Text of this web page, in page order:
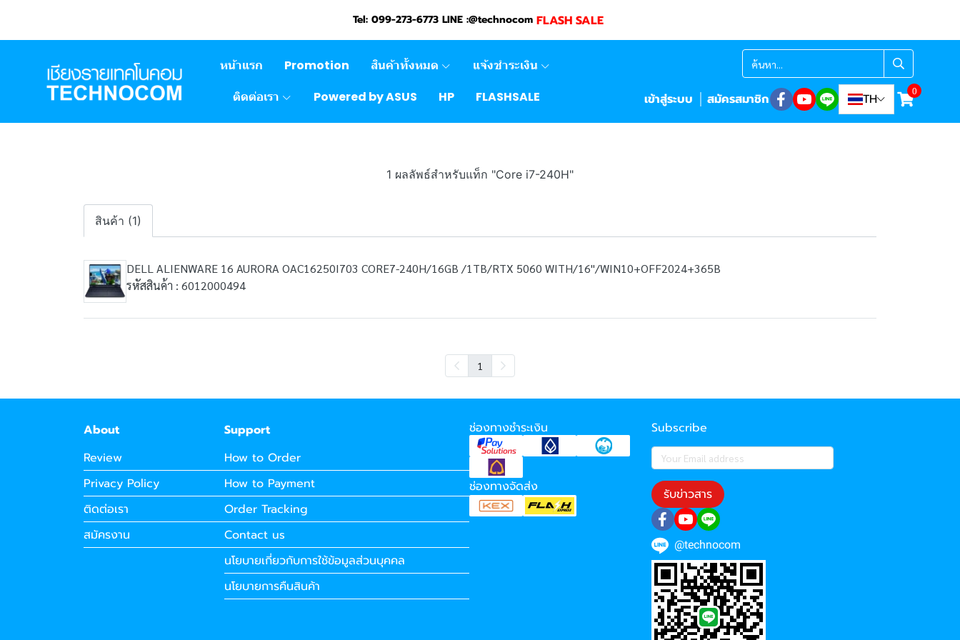
Tel: 099-273-6773 LINE :@technocom FLASH SALE
หน้าแรก Promotion สินค้าทั้งหมด
แจ้งชำระเงิน
ติดต่อเรา
Powered by ASUS HP FLASHSALE เข้าสู่ระบบ สมัครสมาชิก TH 0
1 ผลลัพธ์สำหรับแท็ก "Core i7-240H"
สินค้า (1)
DELL ALIENWARE 16 AURORA OAC16250I703 CORE7-240H/16GB /1TB/RTX 5060 WITH/16"/WIN10+OFF2024+365B
รหัสสินค้า : 6012000494
1
About
Review
Privacy Policy
ติดต่อเรา
สมัครงาน
Support
How to Order
How to Payment
Order Tracking
Contact us
นโยบายเกี่ยวกับการใช้ข้อมูลส่วนบุคคล
นโยบายการคืนสินค้า
ช่องทางชำระเงิน
ช่องทางจัดส่ง
Subscribe
รับข่าวสาร
@technocom